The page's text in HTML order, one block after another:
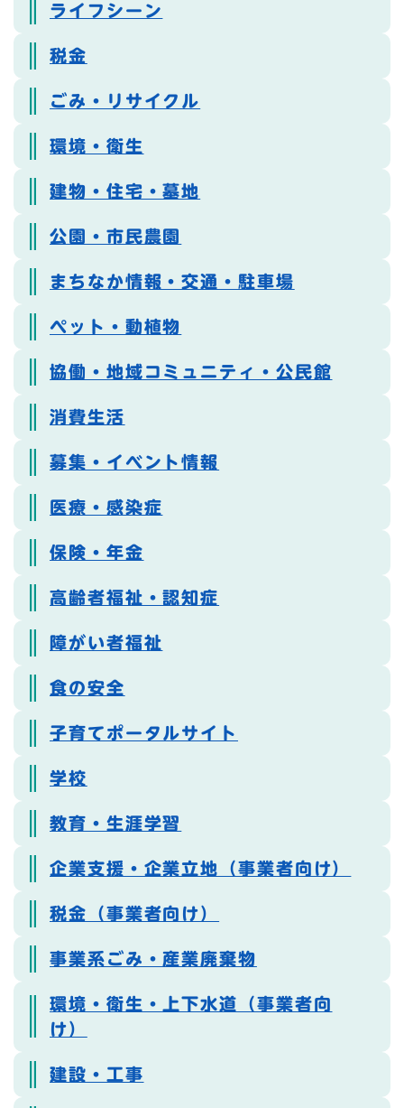
ライフシーン
税金
ごみ・リサイクル
環境・衛生
建物・住宅・墓地
公園・市民農園
まちなか情報・交通・駐車場
ペット・動植物
協働・地域コミュニティ・公民館
消費生活
募集・イベント情報
医療・感染症
保険・年金
高齢者福祉・認知症
障がい者福祉
食の安全
子育てポータルサイト
学校
教育・生涯学習
企業支援・企業立地（事業者向け）
税金（事業者向け）
事業系ごみ・産業廃棄物
環境・衛生・上下水道（事業者向
け）
建設・工事